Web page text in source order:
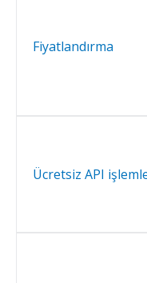
Fiyatlandırma
Ücretsiz API